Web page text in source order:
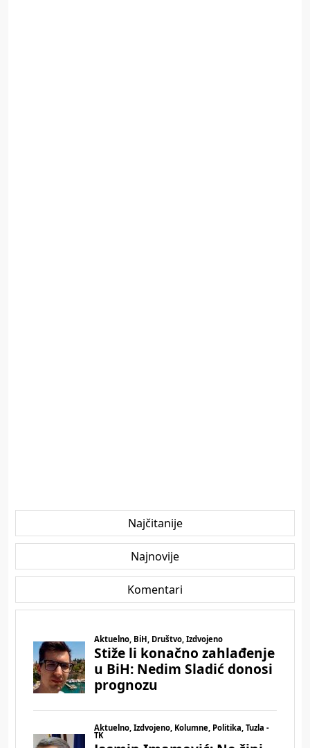
Najčitanije
Najnovije
Komentari